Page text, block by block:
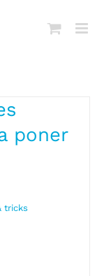
poner
tricks